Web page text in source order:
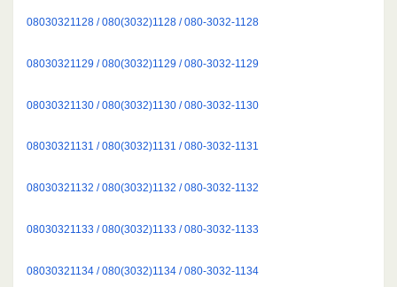
08030321128 / 080(3032)1128 / 080-3032-1128
08030321129 / 080(3032)1129 / 080-3032-1129
08030321130 / 080(3032)1130 / 080-3032-1130
08030321131 / 080(3032)1131 / 080-3032-1131
08030321132 / 080(3032)1132 / 080-3032-1132
08030321133 / 080(3032)1133 / 080-3032-1133
08030321134 / 080(3032)1134 / 080-3032-1134